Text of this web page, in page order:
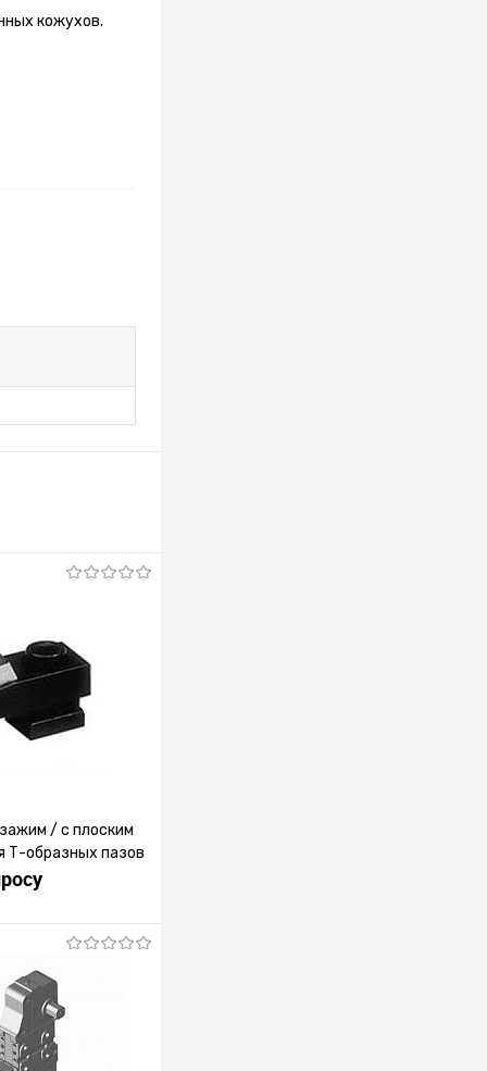
кожухов.
/ с плоским
Т-образных пазов
цену
К сравнению
Под заказ